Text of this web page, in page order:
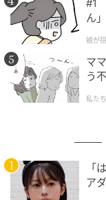
#1
ん」
娘が
マ
う
私た
「
ア